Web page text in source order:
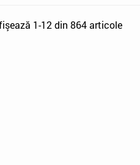
1-12 din 864 articole